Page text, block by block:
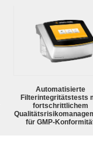
Automatisierte
Filterintegritätstests
fortschrittlichem
für GMP-